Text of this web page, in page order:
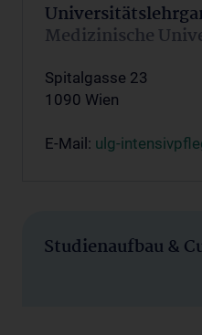
Medizinische
Spitalgasse 23
1090 Wien
E-Mail: ulg-
Studienaufbau &